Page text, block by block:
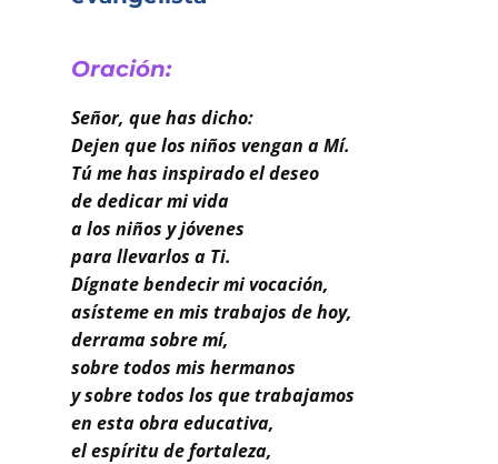
Pastoral Vocacional
Recursos
Contacto
Buscar
Oración:
Señor, que has dicho:
Dejen que los niños vengan a Mí.
Tú me has inspirado el deseo
de dedicar mi vida
a los niños y jóvenes
para llevarlos a Ti.
Dígnate bendecir mi vocación,
asísteme en mis trabajos de hoy,
derrama sobre mí,
sobre todos mis hermanos
y sobre todos los que trabajamos
en esta obra educativa,
el espíritu de fortaleza,